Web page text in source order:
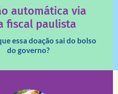
automática via
fiscal paulista
essa doação sai do bolso
do governo?
que os créditos das notas